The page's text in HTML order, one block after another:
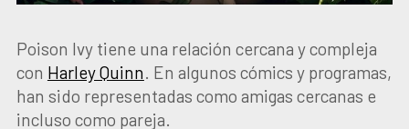
Poison Ivy tiene una relación cercana y compleja
con Harley Quinn. En algunos cómics y programas,
han sido representadas como amigas cercanas e
incluso como pareja.